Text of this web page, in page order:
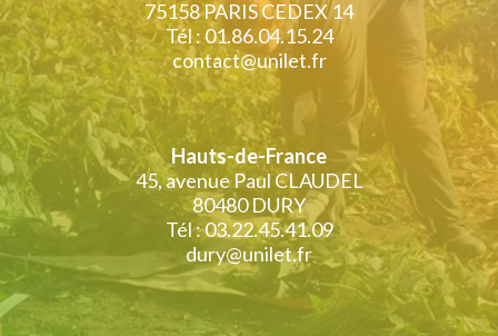
75158 PARIS CEDEX 14
Tél : 01.86.04.15.24
contact@unilet.fr
Hauts-de-France
45, avenue Paul CLAUDEL
80480 DURY
Tél : 03.22.45.41.09
dury@unilet.fr